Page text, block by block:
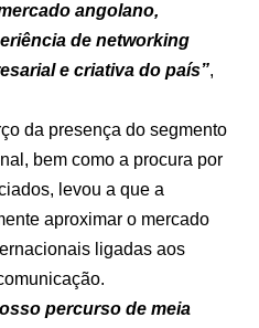
angolano,
de networking
e criativa do país”,
da presença do segmento
bem como a procura por
levou a que a
aproximar o mercado
ligadas aos
percurso de meia